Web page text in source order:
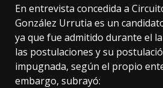
En entrevista concedida a
González Urrutia es un
ya que fue admitido durante el
las postulaciones y su
impugnada, según el propio
embargo, subrayó: